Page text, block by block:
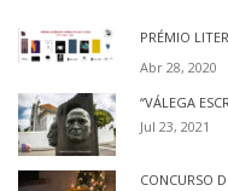
PRÉMIO
Abr 28, 2020
“VÁLEGA
Jul 23, 2021
CONCURSO